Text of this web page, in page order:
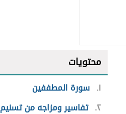
محتويات
١ سورة المطففين
٢ تفاسير ومزاجه من تسنيم